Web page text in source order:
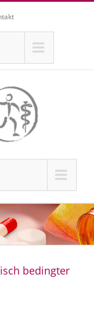
bedingter